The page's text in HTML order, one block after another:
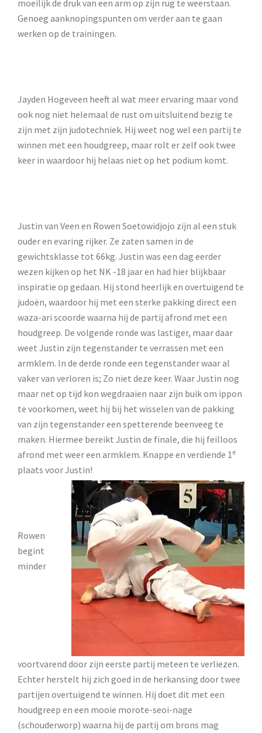
moeilijk de druk van een arm op zijn rug te weerstaan.
Genoeg aanknopingspunten om verder aan te gaan
werken op de trainingen.
Jayden Hogeveen heeft al wat meer ervaring maar vond
ook nog niet helemaal de rust om uitsluitend bezig te
zijn met zijn judotechniek. Hij weet nog wel een partij te
winnen met een houdgreep, maar rolt er zelf ook twee
keer in waardoor hij helaas niet op het podium komt.
Justin van Veen en Rowen Soetowidjojo zijn al een stuk
ouder en evaring rijker. Ze zaten samen in de
gewichtsklasse tot 66kg. Justin was een dag eerder
wezen kijken op het NK -18 jaar en had hier blijkbaar
inspiratie op gedaan. Hij stond heerlijk en overtuigend te
judoën, waardoor hij met een sterke pakking direct een
waza-ari scoorde waarna hij de partij afrond met een
houdgreep. De volgende ronde was lastiger, maar daar
weet Justin zijn tegenstander te verrassen met een
armklem. In de derde ronde een tegenstander waar al
vaker van verloren is; Zo niet deze keer. Waar Justin nog
maar net op tijd kon wegdraaien naar zijn buik om ippon
te voorkomen, weet hij bij het wisselen van de pakking
van zijn tegenstander een spetterende beenveeg te
maken. Hiermee bereikt Justin de finale, die hij feilloos
afrond met weer een armklem. Knappe en verdiende 1 e
plaats voor Justin!
Rowen
begint
minder
voortvarend door zijn eerste partij meteen te verliezen.
Echter herstelt hij zich goed in de herkansing door twee
partijen overtuigend te winnen. Hij doet dit met een
houdgreep en een mooie morote-seoi-nage
(schouderworp) waarna hij de partij om brons mag